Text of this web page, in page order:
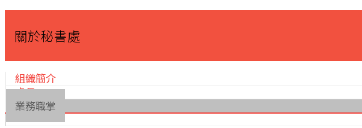
關於秘書處
組織簡介
處長
業務職掌